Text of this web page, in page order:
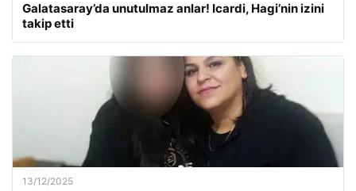
Galatasaray’da unutulmaz anlar! Icardi, Hagi’nin izini
takip etti
13/12/2025